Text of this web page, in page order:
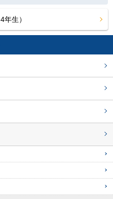
生）